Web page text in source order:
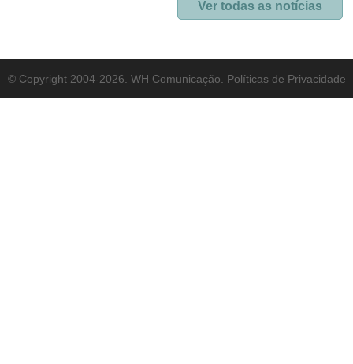
Ver todas as notícias
© Copyright 2004-2026. WH Comunicação. Políticas de Privacidade